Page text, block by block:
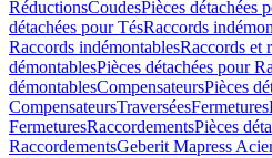
RéductionsCoudesPièces détachées
détachées pour TésRaccords
Raccords indémontablesRaccords et
démontablesPièces détachées pour
démontablesCompensateursPièces
CompensateursTraverséesFermetures
FermeturesRaccordementsPièces
RaccordementsGeberit Mapress